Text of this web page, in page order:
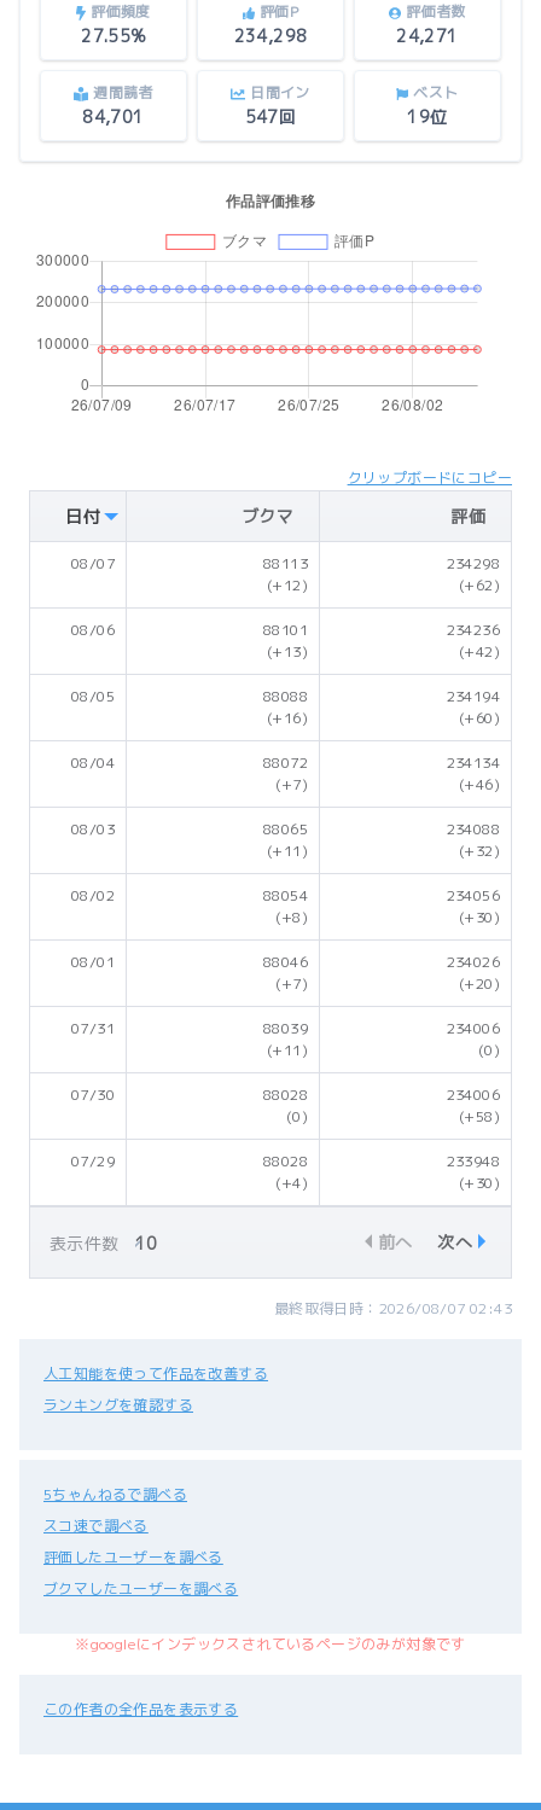
評価頻度
27.55%
評価P
234,298
評価者数
24,271
週間読者
84,701
日間イン
547回
ベスト
19位
クリップボードにコピー
日付 ブクマ 評価
08/07
88113
(+12)
234298
(+62)
08/06
88101
(+13)
234236
(+42)
08/05
88088
(+16)
234194
(+60)
08/04
88072
(+7)
234134
(+46)
08/03
88065
(+11)
234088
(+32)
08/02
88054
(+8)
234056
(+30)
08/01
88046
(+7)
234026
(+20)
07/31
88039
(+11)
234006
(0)
07/30
88028
(0)
234006
(+58)
07/29
88028
(+4)
233948
(+30)
表示件数 前へ 次へ
最終取得日時：2026/08/07 02:43
人工知能を使って作品を改善する
ランキングを確認する
5ちゃんねるで調べる
スコ速で調べる
評価したユーザーを調べる
ブクマしたユーザーを調べる
※googleにインデックスされているページのみが対象です
この作者の全作品を表示する